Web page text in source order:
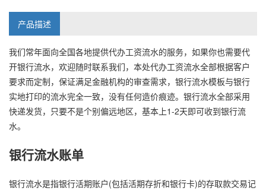
产品描述
我们常年面向全国各地提供代办工资流水的服务，如果你也需要代
开银行流水，欢迎随时联系我们，本处代办工资流水全部根据客户
要求而定制，保证满足金融机构的审查需求，银行流水模板与银行
实地打印的流水完全一致，没有任何造价痕迹。银行流水全部采用
快递发货，只要不是个别偏远地区，基本上1-2天即可收到银行流
水。
银行流水账单
银行流水是指银行活期账户(包括活期存折和银行卡)的存取款交易记